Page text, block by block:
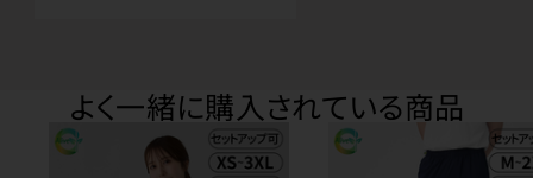
よく一緒に購入されている商品